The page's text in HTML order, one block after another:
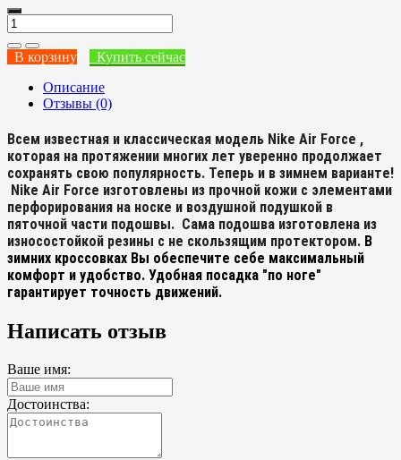
В корзину
Купить сейчас
Описание
Отзывы (0)
Всем известная и классическая модель Nike Air Force ,
которая на протяжении многих лет уверенно продолжает
сохранять свою популярность. Теперь и в зимнем варианте!
Nike Air Force изготовлены из прочной кожи с элементами
перфорирования на носке и воздушной подушкой в
пяточной части подошвы. Сама подошва изготовлена из
износостойкой резины с не скользящим протектором. В
зимних кроссовках Вы обеспечите себе максимальный
комфорт и удобство. Удобная посадка "по ноге"
гарантирует точность движений.
Написать отзыв
Ваше имя:
Достоинства: